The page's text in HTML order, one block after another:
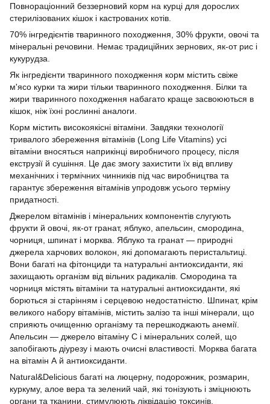
Повнораціонний беззерновий корм на курці для дорослих
стерилізованих кішок і кастрованих котів.
70% інгредієнтів тваринного походження, 30% фрукти, овочі та
мінеральні речовини. Немає традиційних зернових, як-от рис і
кукурудза.
Як інгредієнти тваринного походження корм містить свіже
м'ясо курки та жири тільки тваринного походження. Білки та
жири тваринного походження набагато краще засвоюються в
кішок, ніж їхні рослинні аналоги.
Корм містить високоякісні вітаміни. Завдяки технології
тривалого збереження вітамінів (Long Life Vitamins) усі
вітаміни вносяться наприкінці виробничого процесу, після
екструзії й сушіння. Це дає змогу захистити їх від впливу
механічних і термічних чинників під час виробництва та
гарантує збереження вітамінів упродовж усього терміну
придатності.
Джерелом вітамінів і мінеральних компонентів слугують
фрукти й овочі, як-от гранат, яблуко, апельсин, смородина,
чорниця, шпинат і морква. Яблуко та гранат — природні
джерела харчових волокон, які допомагають перистальтиці.
Вони багаті на фітонциди та натуральні антиоксиданти, які
захищають організм від вільних радикалів. Смородина та
чорниця містять вітаміни та натуральні антиоксиданти, які
борються зі старінням і серцевою недостатністю. Шпинат, крім
великого набору вітамінів, містить залізо та інші мінерали, що
сприяють очищенню організму та перешкоджають анемії.
Апельсин — джерело вітаміну С і мінеральних солей, що
запобігають діурезу і мають очисні властивості. Морква багата
на вітамін А й антиоксиданти.
Natural&Delicious багаті на люцерну, подорожник, розмарин,
куркуму, алое вера та зелений чай, які тонізують і зміцнюють
органи та тканини, стимулюють ліквідацію токсинів.